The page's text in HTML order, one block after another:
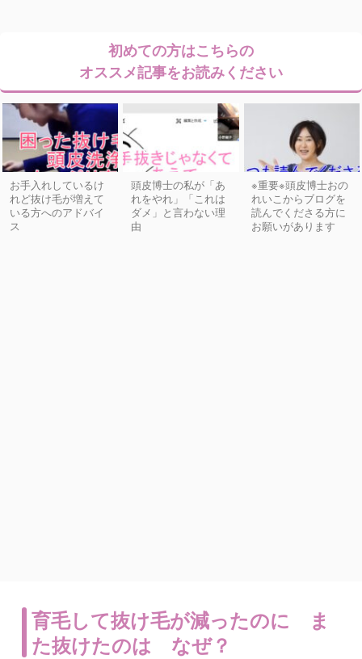
初めての方はこちらの
オススメ記事をお読みください
お手入れしているけ
れど抜け毛が増えて
いる方へのアドバイ
ス
頭皮博士の私が「あ
れをやれ」「これは
ダメ」と言わない理
由
※重要※頭皮博士おの
れいこからブログを
読んでくださる方に
お願いがあります
育毛して抜け毛が減ったのに ま
た抜けたのは なぜ？